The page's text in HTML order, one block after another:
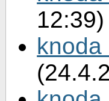
12:39)
knoda